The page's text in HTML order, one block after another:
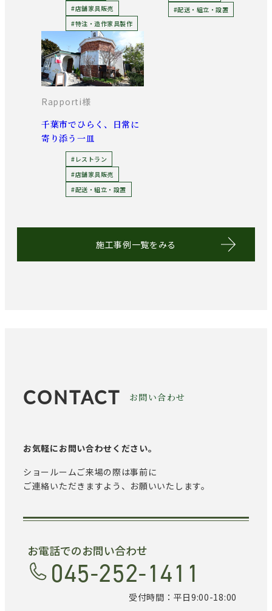
#店舗家具販売
#特注・造作家具製作
#配送・組立・設置
Rapporti様
千葉市でひらく、日常に
寄り添う一皿
#レストラン
#店舗家具販売
#配送・組立・設置
施工事例一覧をみる
CONTACT お問い合わせ
お気軽にお問い合わせください。
ショールームご来場の際は事前に
ご連絡いただきますよう、お願いいたします。
お電話でのお問い合わせ
045-252-1411
受付時間：平日9:00-18:00